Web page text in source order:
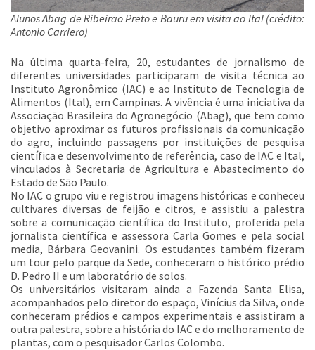
Alunos Abag de Ribeirão Preto e Bauru em visita ao Ital (crédito:
Antonio Carriero)
Na última quarta-feira, 20, estudantes de jornalismo de
diferentes universidades participaram de visita técnica ao
Instituto Agronômico (IAC) e ao Instituto de Tecnologia de
Alimentos (Ital), em Campinas. A vivência é uma iniciativa da
Associação Brasileira do Agronegócio (Abag), que tem como
objetivo aproximar os futuros profissionais da comunicação
do agro, incluindo passagens por instituições de pesquisa
científica e desenvolvimento de referência, caso de IAC e Ital,
vinculados à Secretaria de Agricultura e Abastecimento do
Estado de São Paulo.
No IAC o grupo viu e registrou imagens históricas e conheceu
cultivares diversas de feijão e citros, e assistiu a palestra
sobre a comunicação científica do Instituto, proferida pela
jornalista científica e assessora Carla Gomes e pela social
media, Bárbara Geovanini. Os estudantes também fizeram
um tour pelo parque da Sede, conheceram o histórico prédio
D. Pedro II e um laboratório de solos.
Os universitários visitaram ainda a Fazenda Santa Elisa,
acompanhados pelo diretor do espaço, Vinícius da Silva, onde
conheceram prédios e campos experimentais e assistiram a
outra palestra, sobre a história do IAC e do melhoramento de
plantas, com o pesquisador Carlos Colombo.